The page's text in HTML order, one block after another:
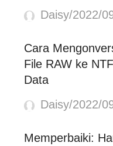
Daisy/2022/
Cara
File RAW ke
Data
Daisy/2022/
Memperbaiki: